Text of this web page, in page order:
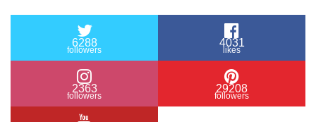
6288
followers
4031
likes
2363
followers
29208
followers